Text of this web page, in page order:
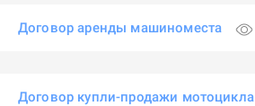
Договор аренды машиноместа
Договор купли-продажи мотоцикла